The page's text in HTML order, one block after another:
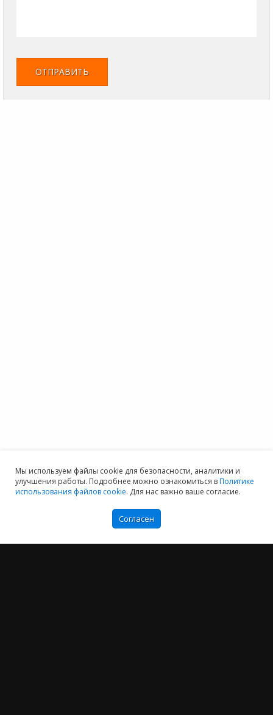
Мы используем файлы cookie для безопасности, аналитики и
улучшения работы. Подробнее можно ознакомиться вПолитике
использования файлов cookie. Для нас важно ваше согласие.
Согласен